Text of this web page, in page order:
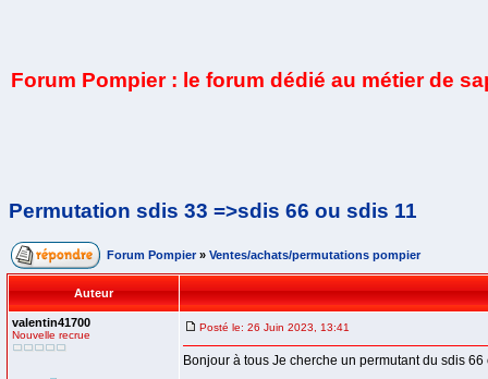
Forum Pompier : le forum dédié au métier de
Permutation sdis 33 =>sdis 66 ou sdis 11
Forum Pompier » Ventes/achats/permutations pompier
Auteur
valentin41700
Nouvelle recrue
Posté le: 26 Juin 2023, 13:41
Bonjour à tous Je cherche un permutant du sdis